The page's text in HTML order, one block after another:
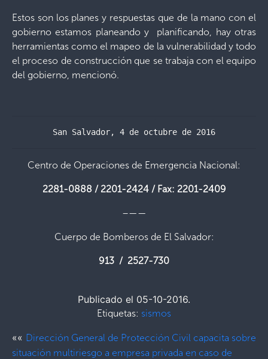
Estos son los planes y respuestas que de la mano con el
gobierno estamos planeando y planificando, hay otras
herramientas como el mapeo de la vulnerabilidad y todo
el proceso de construcción que se trabaja con el equipo
del gobierno, mencionó.
San Salvador, 4 de octubre de 2016
Centro de Operaciones de Emergencia Nacional:
2281-0888 / 2201-2424 / Fax: 2201-2409
–——
Cuerpo de Bomberos de El Salvador:
913 / 2527-730
Publicado el 05-10-2016.
Etiquetas: sismos
«« Dirección General de Protección Civil capacita sobre
situación multiriesgo a empresa privada en caso de